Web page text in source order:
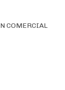
COMERCIAL